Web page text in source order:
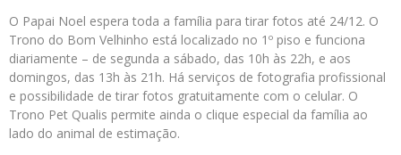
O Papai Noel espera toda a família para tirar fotos até 24/12. O
Trono do Bom Velhinho está localizado no 1º piso e funciona
diariamente – de segunda a sábado, das 10h às 22h, e aos
domingos, das 13h às 21h. Há serviços de fotografia profissional
e possibilidade de tirar fotos gratuitamente com o celular. O
Trono Pet Qualis permite ainda o clique especial da família ao
lado do animal de estimação.